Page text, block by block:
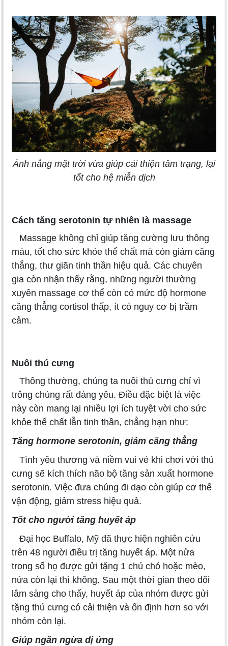
Ánh nắng mặt trời vừa giúp cải thiện tâm trạng, lại
tốt cho hệ miễn dịch
Cách tăng serotonin tự nhiên là massage
Massage không chỉ giúp tăng cường lưu thông
máu, tốt cho sức khỏe thể chất mà còn giảm căng
thẳng, thư giãn tinh thần hiệu quả. Các chuyên
gia còn nhận thấy rằng, những người thường
xuyên massage cơ thể còn có mức độ hormone
căng thẳng cortisol thấp, ít có nguy cơ bị trầm
cảm.
Nuôi thú cưng
Thông thường, chúng ta nuôi thú cưng chỉ vì
trông chúng rất đáng yêu. Điều đặc biệt là việc
này còn mang lại nhiều lợi ích tuyệt vời cho sức
khỏe thể chất lẫn tinh thần, chẳng hạn như:
Tăng hormone serotonin, giảm căng thẳng
Tình yêu thương và niềm vui vẻ khi chơi với thú
cưng sẽ kích thích não bộ tăng sản xuất hormone
serotonin. Việc đưa chúng đi dạo còn giúp cơ thể
vận động, giảm stress hiệu quả.
Tốt cho người tăng huyết áp
Đại học Buffalo, Mỹ đã thực hiện nghiên cứu
trên 48 người điều trị tăng huyết áp. Một nửa
trong số họ được gửi tặng 1 chú chó hoặc mèo,
nửa còn lại thì không. Sau một thời gian theo dõi
lâm sàng cho thấy, huyết áp của nhóm được gửi
tặng thú cưng có cải thiện và ổn định hơn so với
nhóm còn lại.
Giúp ngăn ngừa dị ứng